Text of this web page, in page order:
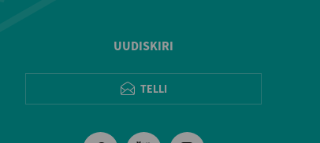
UUDISKIRI
TELLI